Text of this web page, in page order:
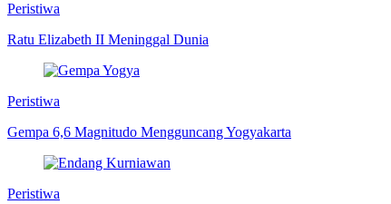
Peristiwa
Ratu Elizabeth II Meninggal Dunia
Peristiwa
Gempa 6,6 Magnitudo Mengguncang Yogyakarta
Peristiwa